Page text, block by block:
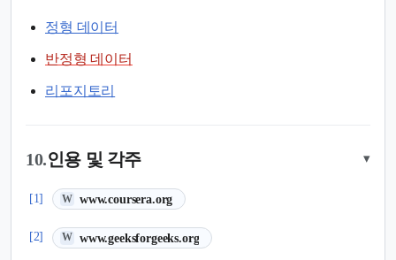
정형 데이터
반정형 데이터
리포지토리
10.인용 및 각주 ▾
[1] W www.coursera.org
(새 탭에서 열림)
[2] W www.geeksforgeeks.org
(새 탭에서 열림)